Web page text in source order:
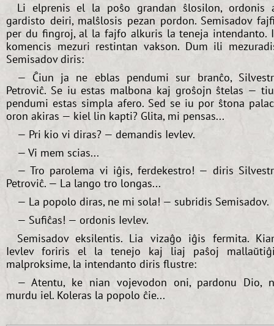
Li elprenis el la poŝo grandan ŝlosilon, ordonis
gardisto deiri, malŝlosis pezan pordon. Semisadov
per du fingroj, al la fajfo alkuris la teneja intendanto.
komencis mezuri restintan vakson. Dum ili
Semisadov diris:
— Ĉiun ja ne eblas pendumi sur branĉo,
Petroviĉ. Se iu estas malbona kaj groŝojn ŝtelas —
pendumi estas simpla afero. Sed se iu por ŝtona
oron akiras — kiel lin kapti? Glita, mi pensas...
— Pri kio vi diras? — demandis Ievlev.
— Vi mem scias...
— Tro parolema vi iĝis, ferdekestro! — diris
Petroviĉ. — La lango tro longas...
— La popolo diras, ne mi sola! — subridis Semisadov.
— Sufiĉas! — ordonis Ievlev.
Semisadov eksilentis. Lia vizaĝo iĝis fermita.
Ievlev foriris el la tenejo kaj liaj paŝoj
malproksime, la intendanto diris flustre:
— Atentu, ke nian vojevodon oni, pardonu Dio,
murdu iel. Koleras la popolo ĉie...